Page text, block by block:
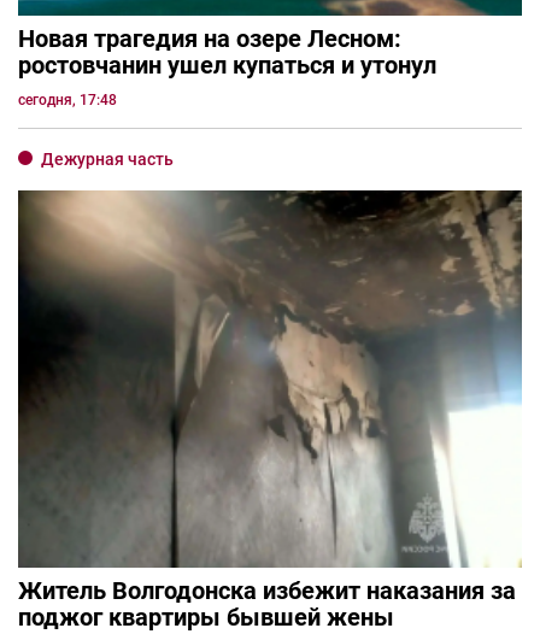
Новая трагедия на озере Лесном:
ростовчанин ушел купаться и утонул
сегодня, 17:48
Дежурная часть
Житель Волгодонска избежит наказания за
поджог квартиры бывшей жены